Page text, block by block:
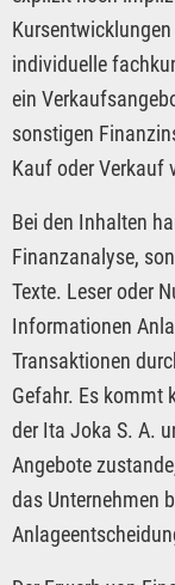
individuelle
ein
sonstigen
Kauf oder Verkauf
Bei den Inhalten
Finanzanalyse,
Texte. Leser oder
Informationen
Transaktionen
Gefahr. Es kommt
der Ita Joka S. A.
Angebote
das Unternehmen